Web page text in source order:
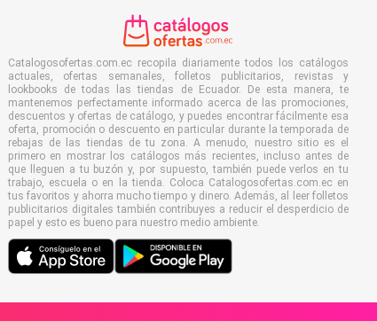
Catalogosofertas.com.ec recopila diariamente todos los catálogos
actuales, ofertas semanales, folletos publicitarios, revistas y
lookbooks de todas las tiendas de Ecuador. De esta manera, te
mantenemos perfectamente informado acerca de las promociones,
descuentos y ofertas de catálogo, y puedes encontrar fácilmente esa
oferta, promoción o descuento en particular durante la temporada de
rebajas de las tiendas de tu zona. A menudo, nuestro sitio es el
primero en mostrar los catálogos más recientes, incluso antes de
que lleguen a tu buzón y, por supuesto, también puede verlos en tu
trabajo, escuela o en la tienda. Coloca Catalogosofertas.com.ec en
tus favoritos y ahorra mucho tiempo y dinero. Además, al leer folletos
publicitarios digitales también contribuyes a reducir el desperdicio de
papel y esto es bueno para nuestro medio ambiente.